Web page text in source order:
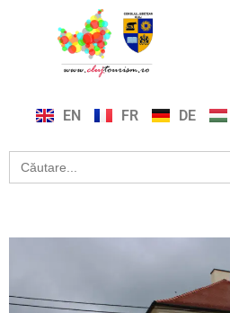
EN FR DE
Search
for: